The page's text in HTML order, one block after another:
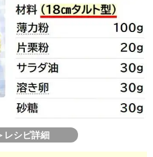
レシピ詳細